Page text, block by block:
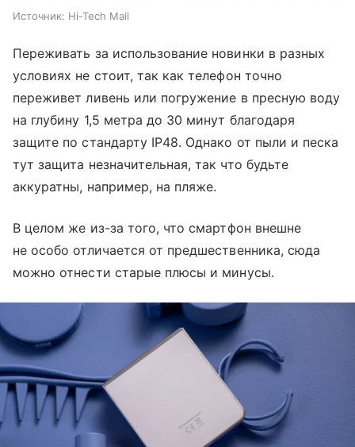
Источник: Hi-Tech Mail
Переживать за использование новинки в разных
условиях не стоит, так как телефон точно
переживет ливень или погружение в пресную воду
на глубину 1,5 метра до 30 минут благодаря
защите по стандарту IP48. Однако от пыли и песка
тут защита незначительная, так что будьте
аккуратны, например, на пляже.
В целом же из-за того, что смартфон внешне
не особо отличается от предшественника, сюда
можно отнести старые плюсы и минусы.